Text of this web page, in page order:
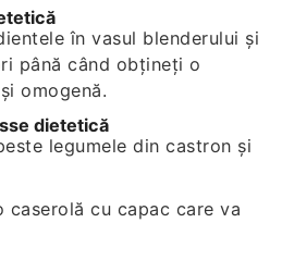
în vasul blenderului și
până când obțineți o
omogenă.
dietetică
legumele din castron și
caserolă cu capac care va